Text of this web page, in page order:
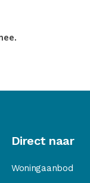
Direct naar
Woningaanbod